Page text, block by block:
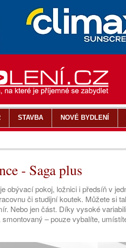
- Saga plus
obývací pokoj, ložnici i předsíň v
či studijní koutek. Můžete si
Nebo jen část. Díky vysoké
– pouze vybalíte,
STAVBA NOVÉ BYDLENÍ